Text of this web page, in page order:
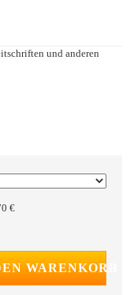
und anderen
€
WARENKORB